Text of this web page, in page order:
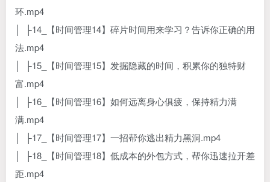
环.mp4
│ ├14_【时间管理14】碎片时间用来学习？告诉你正确的用
法.mp4
│ ├15_【时间管理15】发掘隐藏的时间，积累你的独特财
富.mp4
│ ├16_【时间管理16】如何远离身心俱疲，保持精力满
满.mp4
│ ├17_【时间管理17】一招帮你逃出精力黑洞.mp4
│ ├18_【时间管理18】低成本的外包方式，帮你迅速拉开差
距.mp4